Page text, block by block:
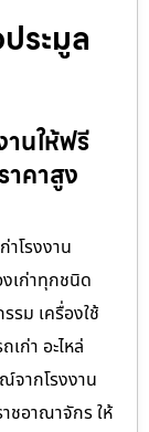
ระมูล
านให้ฟรี
คาสูง
าโรงงาน
เก่าทุกชนิด
รม เครื่องใช้
ก่า อะไหล่
จากโรงงาน
ชอาณาจักร ให้